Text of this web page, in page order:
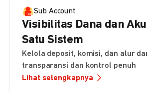
Sub Account
Visibilitas Dana dan
Satu Sistem
Kelola deposit, komisi, dan alur
transparansi dan kontrol penuh
Lihat selengkapnya